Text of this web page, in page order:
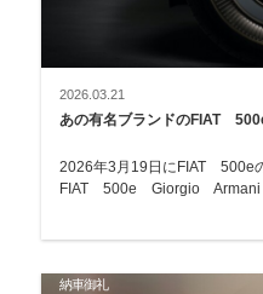
2026.03.21
あの有名ブランドのFIAT
2026年3月19日にFIAT 500e
FIAT 500e Giorgio
納車御礼